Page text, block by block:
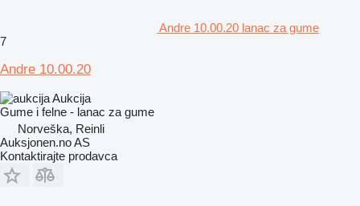
Andre 10.00.20 lanac za gume
7
Andre 10.00.20
Aukcija
Gume i felne - lanac za gume
Norveška, Reinli
Auksjonen.no AS
Kontaktirajte prodavca